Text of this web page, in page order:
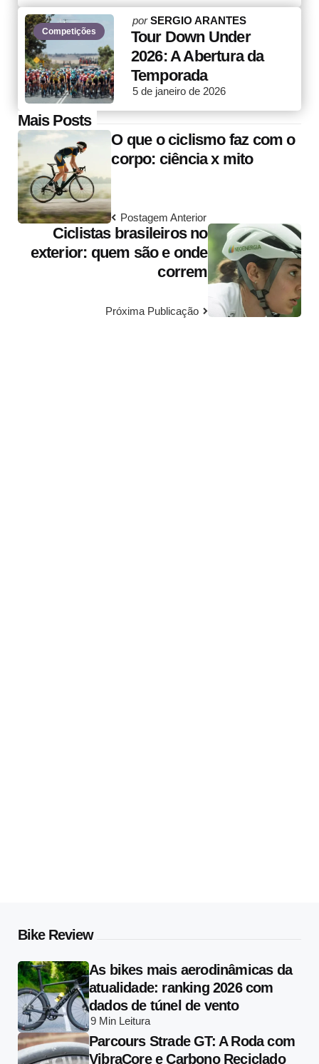
Competições
Posted
by
porSERGIO ARANTES
Tour Down Under
2026: A Abertura da
Temporada
5 de janeiro de 2026
Mais Posts
Post
navigation
O que o ciclismo faz com o
corpo: ciência x mito
Postagem Anterior
Ciclistas brasileiros no
exterior: quem são e onde
correm
Próxima Publicação
Bike Review
As bikes mais aerodinâmicas da
atualidade: ranking 2026 com
dados de túnel de vento
9 Min Leitura
Parcours Strade GT: A Roda com
VibraCore e Carbono Reciclado